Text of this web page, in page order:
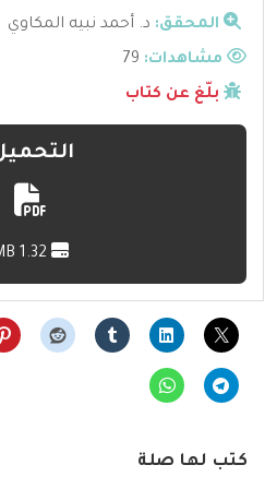
المحقق: د. أحمد نبيه المكاوي
مشاهدات:
بلّغ عن كتاب
كتب لها صلة